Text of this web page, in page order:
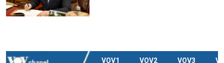
VOV1 VOV2 VOV3